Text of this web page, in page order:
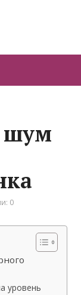
шум
0
уровень